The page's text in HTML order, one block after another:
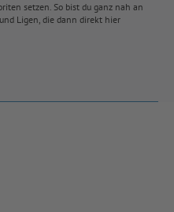
setzen. So bist du ganz nah an
Ligen, die dann direkt hier